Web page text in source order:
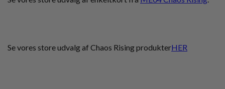
Se vores store udvalg af Chaos Rising produkterHER